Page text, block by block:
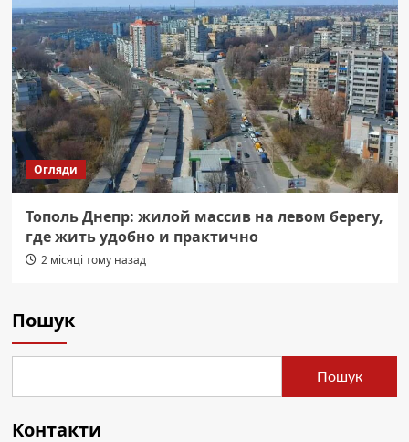
Огляди
Тополь Днепр: жилой массив на левом берегу,
где жить удобно и практично
2 місяці тому назад
Пошук
Пошук
Контакти